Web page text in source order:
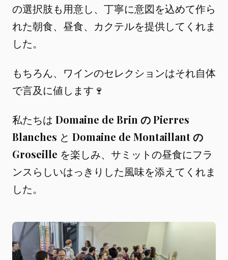
の選択肢も用意し、丁寧に意図を込めて作ら
れた朝食、昼食、カクテルを提供してくれま
した。
もちろん、ワインのセレクションはそれ自体
で言及に値します🍷
私たちは Domaine de Brin の Pierres
Blanches と Domaine de Montaillant の
Groseille を楽しみ、サミットの昼食にフラ
ンスらしいはっきりした風味を添えてくれま
した。